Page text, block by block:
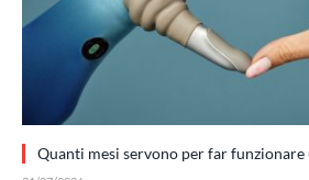
Quanti mesi servono per far funzionare